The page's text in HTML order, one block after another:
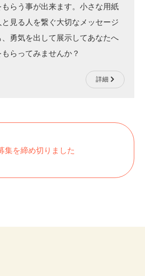
らう事が出来ます。小さな用紙
見る人を繋ぐ大切なメッセージ
勇気を出して展示してあなたへ
らってみませんか？
詳細
集を締め切りました